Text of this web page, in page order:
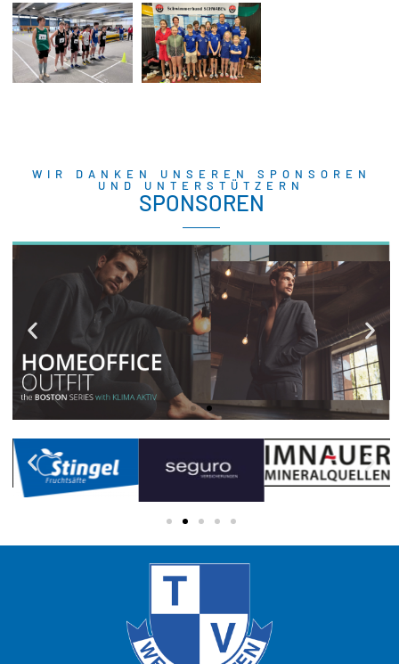
WIR DANKEN UNSEREN SPONSOREN
UND UNTERSTÜTZERN
SPONSOREN
CECEBA BODYWEAR
Bademode